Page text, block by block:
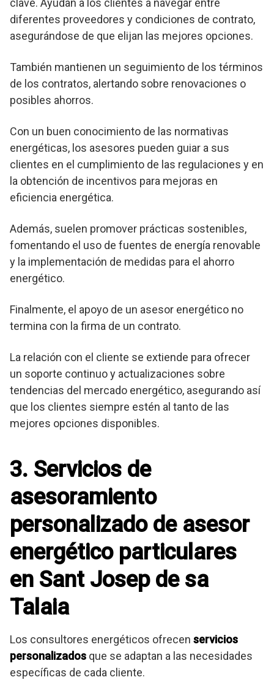
clave. Ayudan a los clientes a navegar entre
diferentes proveedores y condiciones de contrato,
asegurándose de que elijan las mejores opciones.
También mantienen un seguimiento de los términos
de los contratos, alertando sobre renovaciones o
posibles ahorros.
Con un buen conocimiento de las normativas
energéticas, los asesores pueden guiar a sus
clientes en el cumplimiento de las regulaciones y en
la obtención de incentivos para mejoras en
eficiencia energética.
Además, suelen promover prácticas sostenibles,
fomentando el uso de fuentes de energía renovable
y la implementación de medidas para el ahorro
energético.
Finalmente, el apoyo de un asesor energético no
termina con la firma de un contrato.
La relación con el cliente se extiende para ofrecer
un soporte continuo y actualizaciones sobre
tendencias del mercado energético, asegurando así
que los clientes siempre estén al tanto de las
mejores opciones disponibles.
3. Servicios de
asesoramiento
personalizado de asesor
energético particulares
en Sant Josep de sa
Talaia
Los consultores energéticos ofrecen servicios
personalizados que se adaptan a las necesidades
específicas de cada cliente.